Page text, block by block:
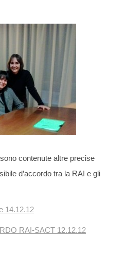
contenute altre precise
d’accordo tra la RAI e gli
14.12.12
RAI-SACT 12.12.12